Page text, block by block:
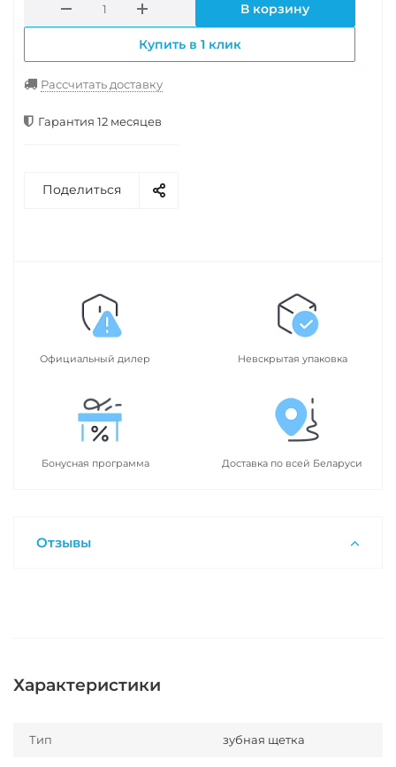
В корзину
Купить в 1 клик
Рассчитать доставку
Гарантия 12 месяцев
Поделиться
Официальный дилер Невскрытая упаковка
Бонусная программа Доставка по всей Беларуси
Отзывы
Характеристики
Тип зубная щетка